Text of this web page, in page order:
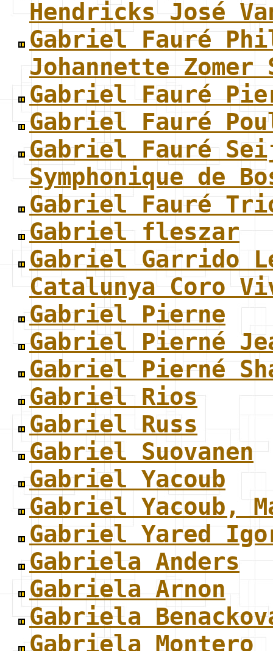
Hendricks José
Gabriel Fauré
Johannette Zomer
Gabriel Fauré
Gabriel Fauré
Gabriel Fauré
Symphonique de
Gabriel Fauré
Gabriel fleszar
Gabriel Garrido
Catalunya Coro
Gabriel Pierne
Gabriel Pierné
Gabriel Pierné
Gabriel Rios
Gabriel Russ
Gabriel Suovanen
Gabriel Yacoub
Gabriel Yacoub,
Gabriel Yared
Gabriela Anders
Gabriela Arnon
Gabriela
Gabriela Montero